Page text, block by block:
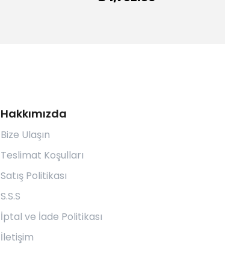
Hakkımızda
Bize Ulaşın
Teslimat Koşulları
Satış Politikası
S.S.S
İptal ve İade Politikası
İletişim